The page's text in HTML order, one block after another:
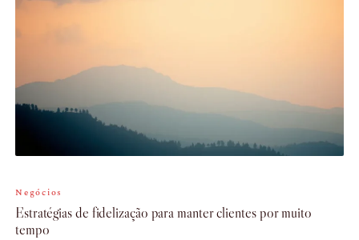
Negócios
Estratégias de fidelização para manter clientes por muito
tempo